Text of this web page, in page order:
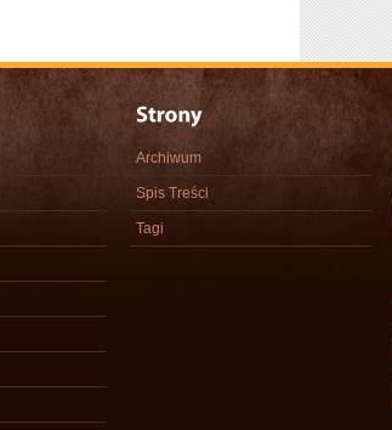
Archiwum
Spis Treści
Tagi